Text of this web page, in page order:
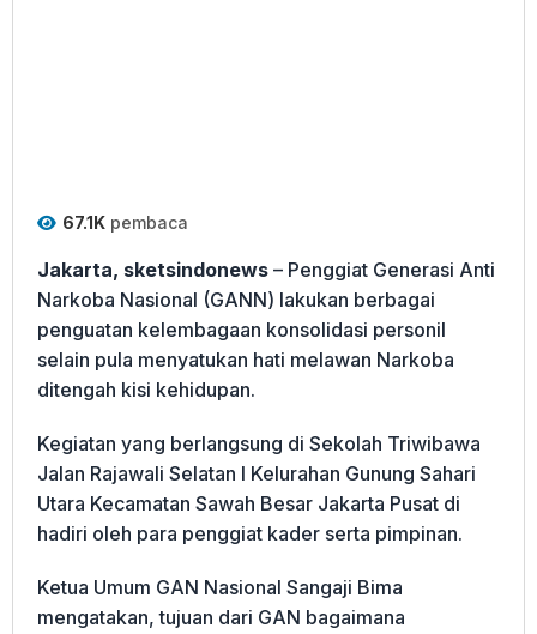
67.1K pembaca
Jakarta, sketsindonews – Penggiat Generasi Anti
Narkoba Nasional (GANN) lakukan berbagai
penguatan kelembagaan konsolidasi personil
selain pula menyatukan hati melawan Narkoba
ditengah kisi kehidupan.
Kegiatan yang berlangsung di Sekolah Triwibawa
Jalan Rajawali Selatan I Kelurahan Gunung Sahari
Utara Kecamatan Sawah Besar Jakarta Pusat di
hadiri oleh para penggiat kader serta pimpinan.
Ketua Umum GAN Nasional Sangaji Bima
mengatakan, tujuan dari GAN bagaimana